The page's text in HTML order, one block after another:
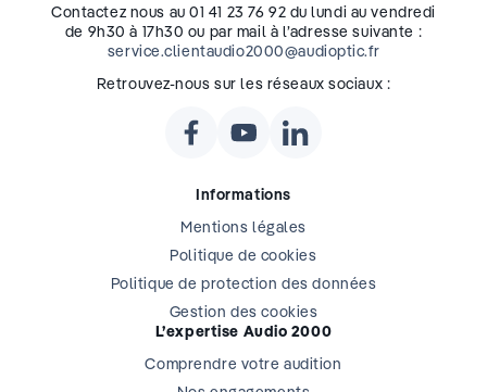
Contactez nous au 01 41 23 76 92 du lundi au vendredi
de 9h30 à 17h30 ou par mail à l’adresse suivante :
service.clientaudio2000@audioptic.fr
Retrouvez-nous sur les réseaux sociaux :
Informations
Mentions légales
Politique de cookies
Politique de protection des données
Gestion des cookies
L’expertise Audio 2000
Comprendre votre audition